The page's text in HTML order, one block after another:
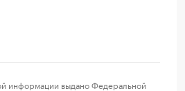
информации выдано Федеральной